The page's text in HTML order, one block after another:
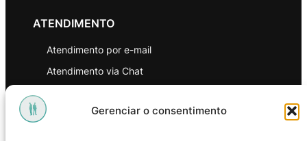
Gerenciar o consentimento
ATENDIMENTO
Atendimento por e-mail
Atendimento via Chat